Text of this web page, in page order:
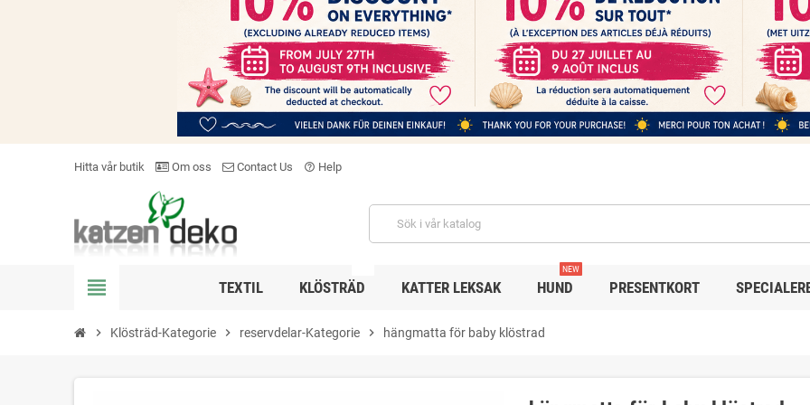
Hitta vår butik Om oss Contact Us help_outline Help
view_headline TEXTIL KLÖSTRÄD KATTER LEKSAK HUND
NEW
PRESENTKORT
chevron_right Klösträd-Kategorie chevron_right reservdelar-Kategorie chevron_right hängmatta för baby klöstrad